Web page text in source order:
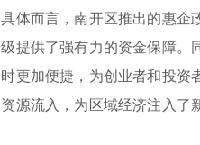
体而言，南开区推出的惠企
提供了强有力的资金保障。
更加便捷，为创业者和投资
源流入，为区域经济注入了